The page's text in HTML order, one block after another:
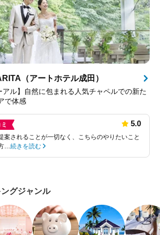
（アートホテル成田）
アル】自然に包まれる人気チャペルでの新た
で体感
5.0
案されることが一切なく、こちらのやりたいこと
…続きを読む
グジャンル